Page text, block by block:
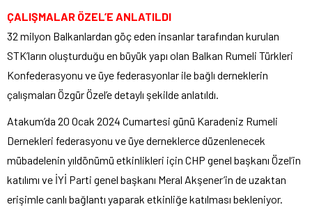
ÇALIŞMALAR ÖZEL’E ANLATILDI
32 milyon Balkanlardan göç eden insanlar tarafından kurulan
STK’ların oluşturduğu en büyük yapı olan Balkan Rumeli Türkleri
Konfederasyonu ve üye federasyonlar ile bağlı derneklerin
çalışmaları Özgür Özel’e detaylı şekilde anlatıldı.
Atakum’da 20 Ocak 2024 Cumartesi günü Karadeniz Rumeli
Dernekleri federasyonu ve üye derneklerce düzenlenecek
mübadelenin yıldönümü etkinlikleri için CHP genel başkanı Özel’in
katılımı ve İYİ Parti genel başkanı Meral Akşener’in de uzaktan
erişimle canlı bağlantı yaparak etkinliğe katılması bekleniyor.